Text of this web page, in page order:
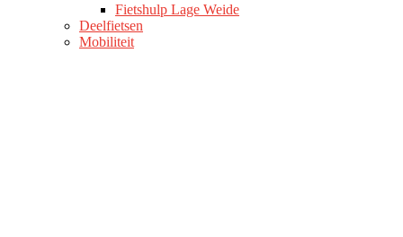
Fietshulp Lage Weide
Deelfietsen
Mobiliteit